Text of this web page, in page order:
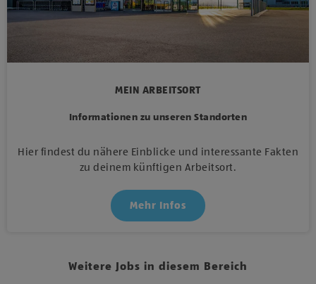
MEIN ARBEITSORT
Informationen zu unseren Standorten
Hier findest du nähere Einblicke und interessante Fakten
zu deinem künftigen Arbeitsort.
Mehr Infos
Weitere Jobs in diesem Bereich